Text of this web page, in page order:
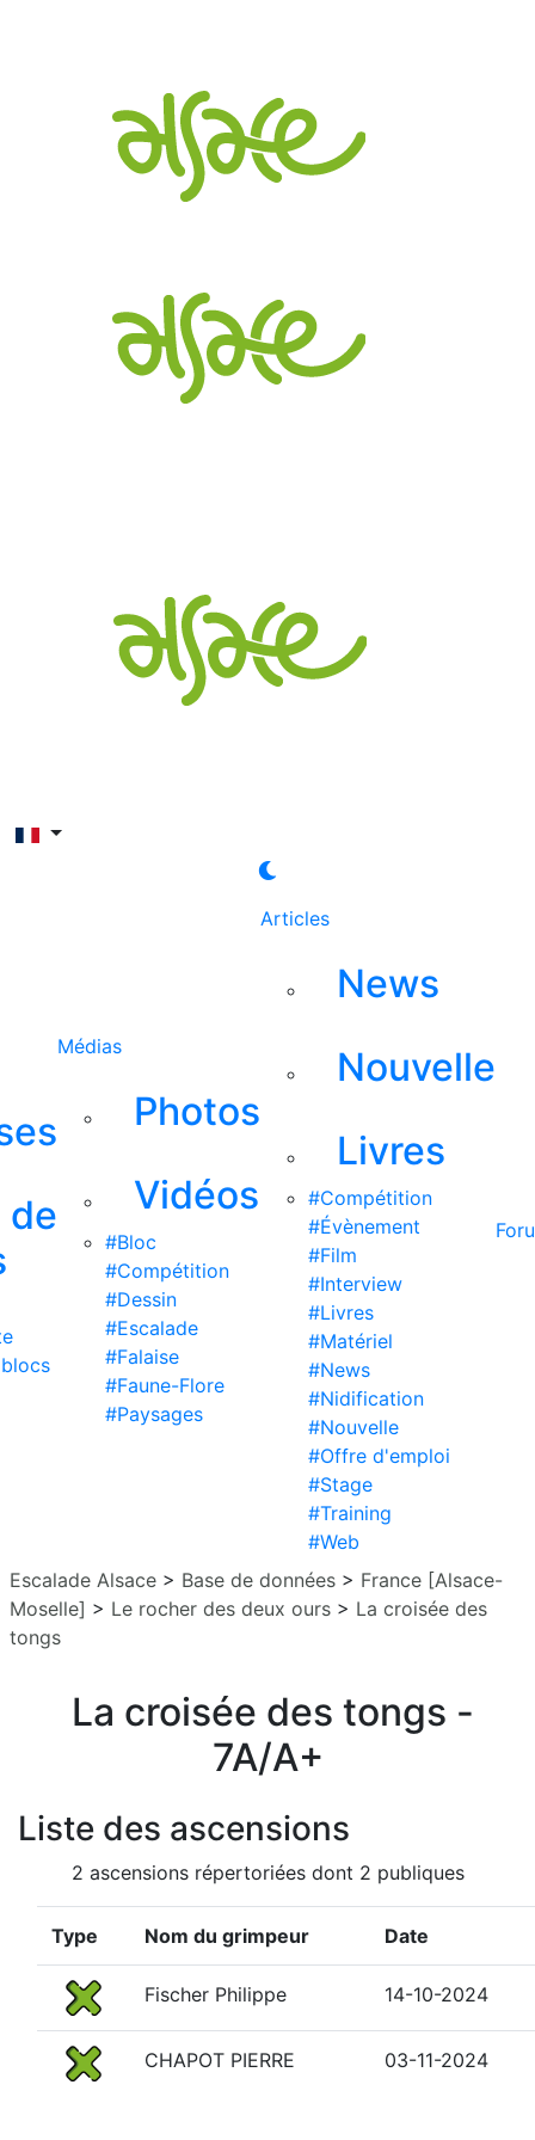
de
Médias
Photos
Vidéos
#Bloc
#Compétition
#Dessin
#Escalade
#Falaise
#Faune-Flore
#Paysages
Articles
News
Nouvelle
Livres
#Compétition
#Évènement
#Film
#Interview
#Livres
#Matériel
#News
#Nidification
#Nouvelle
#Offre d'emploi
#Stage
#Training
#Web
Escalade Alsace > Base de données > France [Alsace-
Moselle] > Le rocher des deux ours > La croisée des
tongs
La croisée des tongs -
7A/A+
Liste des ascensions
2 ascensions répertoriées dont 2 publiques
Type Nom du grimpeur Date
Fischer Philippe 14-10-2024
CHAPOT PIERRE 03-11-2024